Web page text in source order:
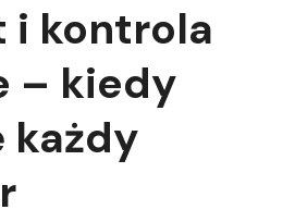
i kontrola
– kiedy
każdy